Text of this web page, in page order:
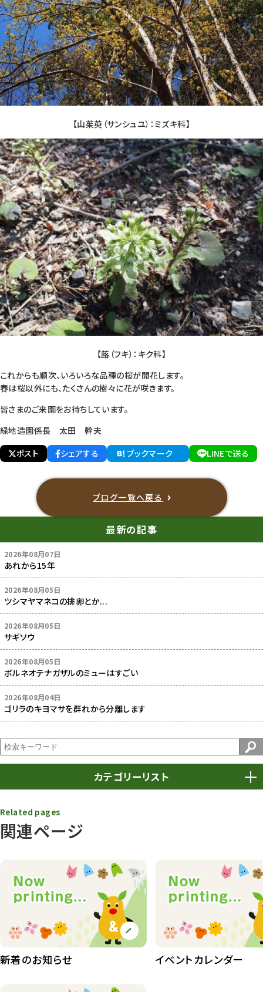
【山茱萸（サンシュユ）：ミズキ科】
【蕗（フキ）：キク科】
これからも順次、いろいろな品種の桜が開花します。
春は桜以外にも、たくさんの樹々に花が咲きます。
皆さまのご来園をお待ちしています。
緑地造園係長 太田 幹夫
ポスト
シェアする ブックマーク LINEで送る
ブログ一覧へ戻る
最新の記事
2026年08月07日
あれから15年
2026年08月05日
ツシマヤマネコの排卵とか...
2026年08月05日
サギソウ
2026年08月05日
ボルネオテナガザルのミューはすごい
2026年08月04日
ゴリラのキヨマサを群れから分離します
カテゴリーリスト
動物園
動物園その他 117
植物園 510
植物たち 407
植物園長の庭
関連ページ
Related pages
新着のお知らせ イベントカレンダー